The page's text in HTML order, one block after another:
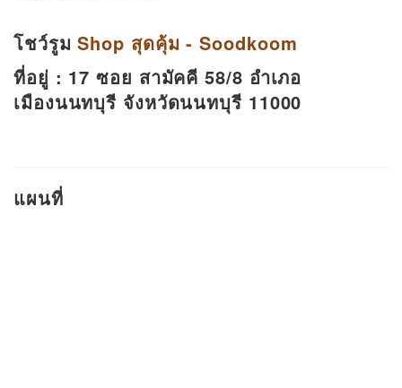
โชว์รูมShop สุดคุ้ม - Soodkoom
ที่อยู่ : 17 ซอย สามัคคี 58/8 อำเภอ
เมืองนนทบุรี จังหวัดนนทบุรี 11000
แผนที่